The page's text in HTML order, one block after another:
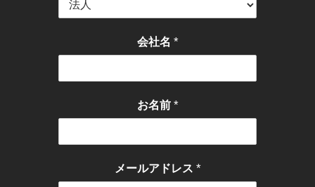
会社名 *
お名前 *
メールアドレス *